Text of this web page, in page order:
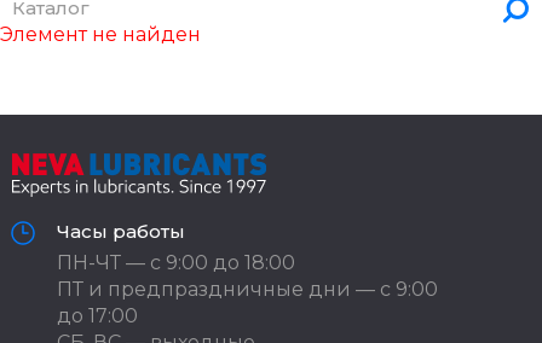
Каталог
Элемент не найден
Часы работы
ПН-ЧТ — с 9:00 до 18:00
ПТ и предпраздничные дни — с 9:00
до 17:00